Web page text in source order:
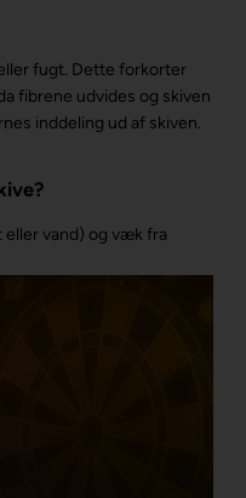
fugt. Dette forkorter
fibrene udvides og skiven
inddeling ud af skiven.
eller vand) og væk fra